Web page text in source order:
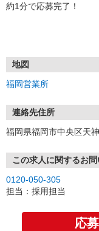
約1分で応募完了！
①応募から3営業日を目
★スマホでWEB面接（
す
③面接実施（履歴書不
※ご希望があれば、職
お気軽にご応募ください♪
地図
福岡営業所
連絡先住所
福岡県福岡市中央区天
この求人に関するお
0120-050-305
担当：採用担当
応